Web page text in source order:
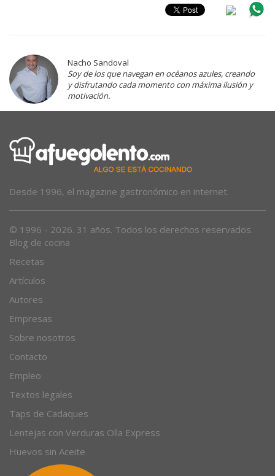
Nacho Sandoval
Soy de los que navegan en océanos azules, creando
y disfrutando cada momento con máxima ilusión y
motivación.
Desde 1996, el magazine gastronómico en internet.
© 1996 - 2026. 31 años. Todos los derechos reservados.
Blog de cocina
Recetas
Artículos
Autores
Empresas
Sobre nosotros
Contacto
Empleo
Textos legales
Taps de Cadaques
Lentejas con Verduras Olla Express
Huevos sin Aceite